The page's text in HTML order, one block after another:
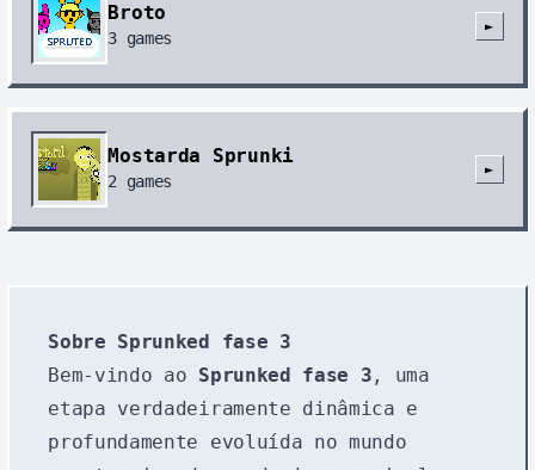
Broto
3 games
►
Mostarda Sprunki
2 games
►
Sobre Sprunked fase 3
Bem-vindo ao Sprunked fase 3 , uma
etapa verdadeiramente dinâmica e
profundamente evoluída no mundo